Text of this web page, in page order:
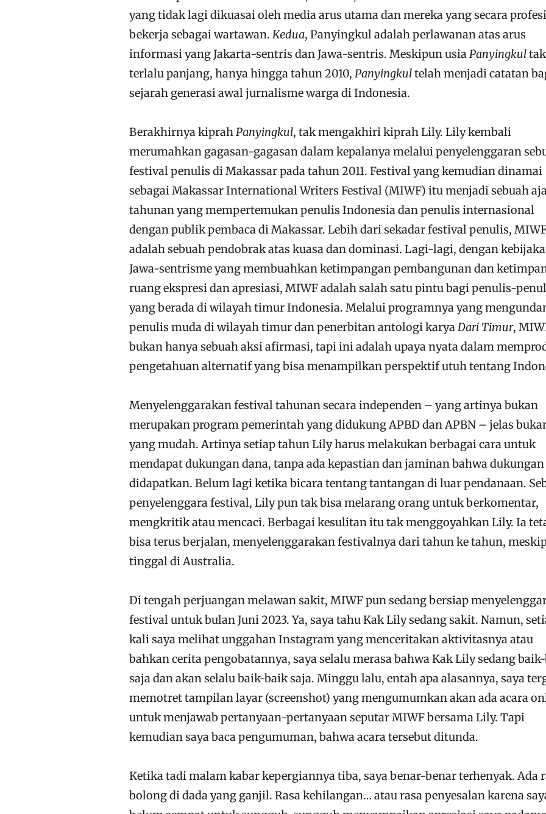
yang tidak lagi dikuasai oleh media arus utama dan mereka yang secara
bekerja sebagai wartawan. Kedua, Panyingkul adalah perlawanan atas arus
informasi yang Jakarta-sentris dan Jawa-sentris. Meskipun usiaPanyingkultak
terlalu panjang, hanya hingga tahun 2010, Panyingkultelah menjadi catatan
sejarah generasi awal jurnalisme warga di Indonesia.
Berakhirnya kiprahPanyingkul, tak mengakhiri kiprah Lily. Lily kembali
merumahkan gagasan-gagasan dalam kepalanya melalui penyelenggaran
festival penulis di Makassar pada tahun 2011. Festival yang kemudian dinamai
sebagai Makassar International Writers Festival (MIWF) itu menjadi sebuah
tahunan yang mempertemukan penulis Indonesia dan penulis internasional
dengan publik pembaca di Makassar. Lebih dari sekadar festival penulis,
adalah sebuah pendobrak atas kuasa dan dominasi. Lagi-lagi, dengan
Jawa-sentrisme yang membuahkan ketimpangan pembangunan dan
ruang ekspresi dan apresiasi, MIWF adalah salah satu pintu bagi penulis-
yang berada di wilayah timur Indonesia. Melalui programnya yang
penulis muda di wilayah timur dan penerbitan antologi karyaDari Timur,
bukan hanya sebuah aksi afirmasi, tapi ini adalah upaya nyata dalam
pengetahuan alternatif yang bisa menampilkan perspektif utuh tentang
Menyelenggarakan festival tahunan secara independen – yang artinya bukan
merupakan program pemerintah yang didukung APBD dan APBN – jelas
yang mudah. Artinya setiap tahun Lily harus melakukan berbagai cara untuk
mendapat dukungan dana, tanpa ada kepastian dan jaminan bahwa
didapatkan. Belum lagi ketika bicara tentang tantangan di luar pendanaan.
penyelenggara festival, Lily pun tak bisa melarang orang untuk berkomentar,
mengkritik atau mencaci. Berbagai kesulitan itu tak menggoyahkan Lily. Ia
bisa terus berjalan, menyelenggarakan festivalnya dari tahun ke tahun,
tinggal di Australia.
Di tengah perjuangan melawan sakit, MIWF pun sedang bersiap
festival untuk bulan Juni 2023. Ya, saya tahu Kak Lily sedang sakit. Namun,
kali saya melihat unggahan Instagram yang menceritakan aktivitasnya atau
bahkan cerita pengobatannya, saya selalu merasa bahwa Kak Lily sedang
saja dan akan selalu baik-baik saja. Minggu lalu, entah apa alasannya, saya
memotret tampilan layar (screenshot) yang mengumumkan akan ada acara
untuk menjawab pertanyaan-pertanyaan seputar MIWF bersama Lily. Tapi
kemudian saya baca pengumuman, bahwa acara tersebut ditunda.
Ketika tadi malam kabar kepergiannya tiba, saya benar-benar terhenyak. Ada
bolong di dada yang ganjil. Rasa kehilangan… atau rasa penyesalan karena